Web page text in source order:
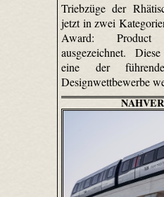
Triebzüge der
jetzt in zwei
Award:
ausgezeichnet.
eine der
Designwettbewerbe